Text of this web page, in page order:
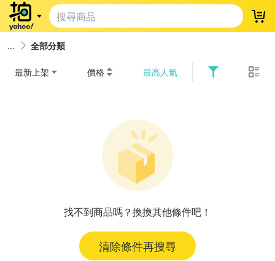
登
全部分類
最新上架 價格 最高人氣
找不到商品嗎？換換其他條件吧！
清除條件再搜尋